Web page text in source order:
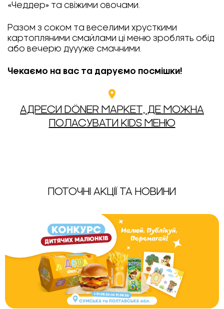
«Чеддер» та свіжими овочами.
Разом з соком та веселими хрусткими
картопляними смайлами ці меню зроблять обід
або вечерю дуууже смачними.
Чекаємо на вас та даруємо посмішки!
АДРЕСИ DÖNER МАРКЕТ, ДЕ МОЖНА
ПОЛАСУВАТИ KIDS МЕНЮ
ПОТОЧНІ АКЦІЇ ТА НОВИНИ